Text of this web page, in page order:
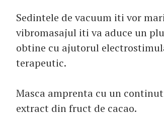
Sedintele de vacuum iti vor
vibromasajul iti va aduce un
obtine cu ajutorul
terapeutic.
Masca amprenta cu un
extract din fruct de cacao.